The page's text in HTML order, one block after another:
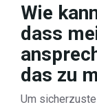
Wie
dass
das zu
Um